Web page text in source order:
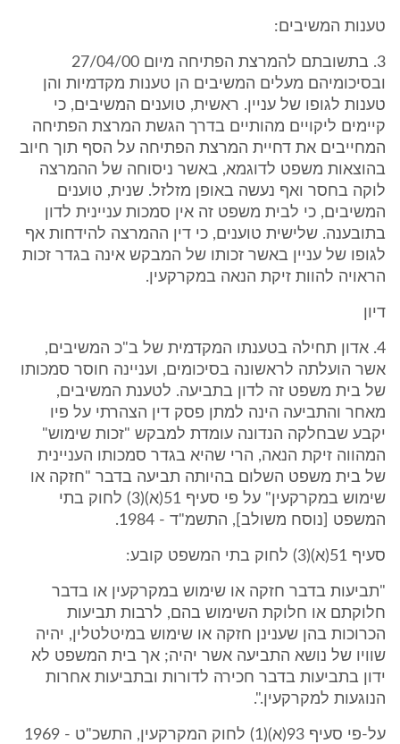
טענות המשיבים:
3. בתשובתם להמרצת הפתיחה מיום 27/04/00
ובסיכומיהם מעלים המשיבים הן טענות מקדמיות והן
טענות לגופו של עניין. ראשית, טוענים המשיבים, כי
קיימים ליקויים מהותיים בדרך הגשת המרצת הפתיחה
המחייבים את דחיית המרצת הפתיחה על הסף תוך חיוב
בהוצאות משפט לדוגמא, באשר ניסוחה של ההמרצה
לוקה בחסר ואף נעשה באופן מזלזל. שנית, טוענים
המשיבים, כי לבית משפט זה אין סמכות עניינית לדון
בתובענה. שלישית טוענים, כי דין ההמרצה להידחות אף
לגופו של עניין באשר זכותו של המבקש אינה בגדר זכות
הראויה להוות זיקת הנאה במקרקעין.
דיון
4. אדון תחילה בטענתו המקדמית של ב"כ המשיבים,
אשר הועלתה לראשונה בסיכומים, ועניינה חוסר סמכותו
של בית משפט זה לדון בתביעה. לטענת המשיבים,
מאחר והתביעה הינה למתן פסק דין הצהרתי על פיו
יקבע שבחלקה הנדונה עומדת למבקש "זכות שימוש"
המהווה זיקת הנאה, הרי שהיא בגדר סמכותו העניינית
של בית משפט השלום בהיותה תביעה בדבר "חזקה או
שימוש במקרקעין" על פי סעיף 51(א)(3) לחוק בתי
המשפט [נוסח משולב], התשמ"ד - 1984.
סעיף 51(א)(3) לחוק בתי המשפט קובע:
"תביעות בדבר חזקה או שימוש במקרקעין או בדבר
חלוקתם או חלוקת השימוש בהם, לרבות תביעות
הכרוכות בהן שענינן חזקה או שימוש במיטלטלין, יהיה
שוויו של נושא התביעה אשר יהיה; אך בית המשפט לא
ידון בתביעות בדבר חכירה לדורות ובתביעות אחרות
הנוגעות למקרקעין.".
על-פי סעיף 93(א)(1) לחוק המקרקעין, התשכ"ט - 1969